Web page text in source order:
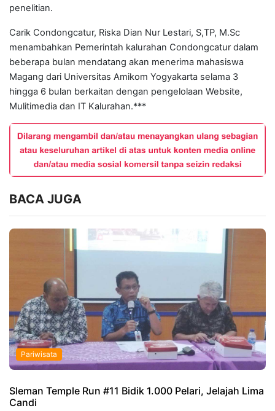
penelitian.
Carik Condongcatur, Riska Dian Nur Lestari, S,TP, M.Sc
menambahkan Pemerintah kalurahan Condongcatur dalam
beberapa bulan mendatang akan menerima mahasiswa
Magang dari Universitas Amikom Yogyakarta selama 3
hingga 6 bulan berkaitan dengan pengelolaan Website,
Mulitimedia dan IT Kalurahan.***
BACA JUGA
Pariwisata
Sleman Temple Run #11 Bidik 1.000 Pelari, Jelajah Lima
Candi